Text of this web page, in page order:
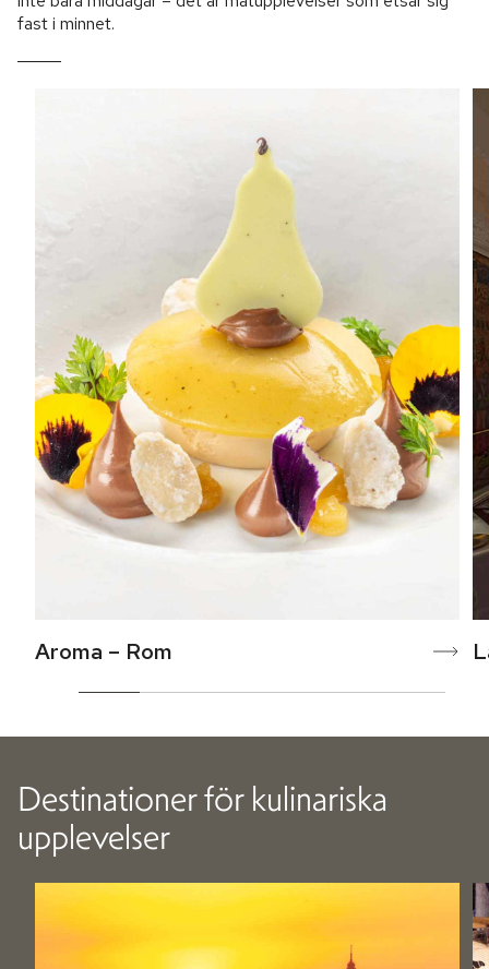
fast i minnet.
Aroma – Rom
Destinationer för kulinariska
upplevelser